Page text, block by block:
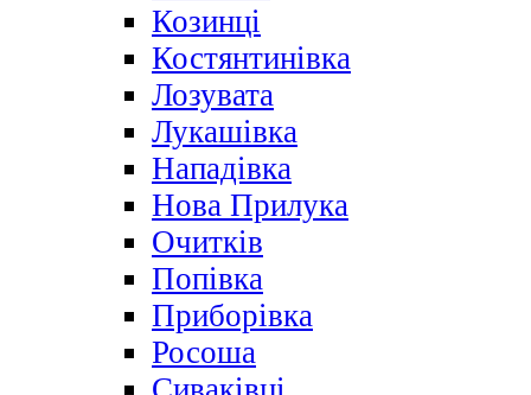
Козинці
Костянтинівка
Лозувата
Лукашівка
Нападівка
Нова Прилука
Очитків
Попівка
Приборівка
Росоша